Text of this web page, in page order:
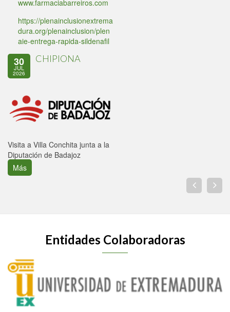
www.farmaciabarreiros.com
https://plenainclusionextrema
dura.org/plenainclusion/plen
aie-entrega-rapida-sildenafil
30
JUL
2026
CHIPIONA
Visita a Villa Conchita junta a la
Diputación de Badajoz
Más
Entidades Colaboradoras